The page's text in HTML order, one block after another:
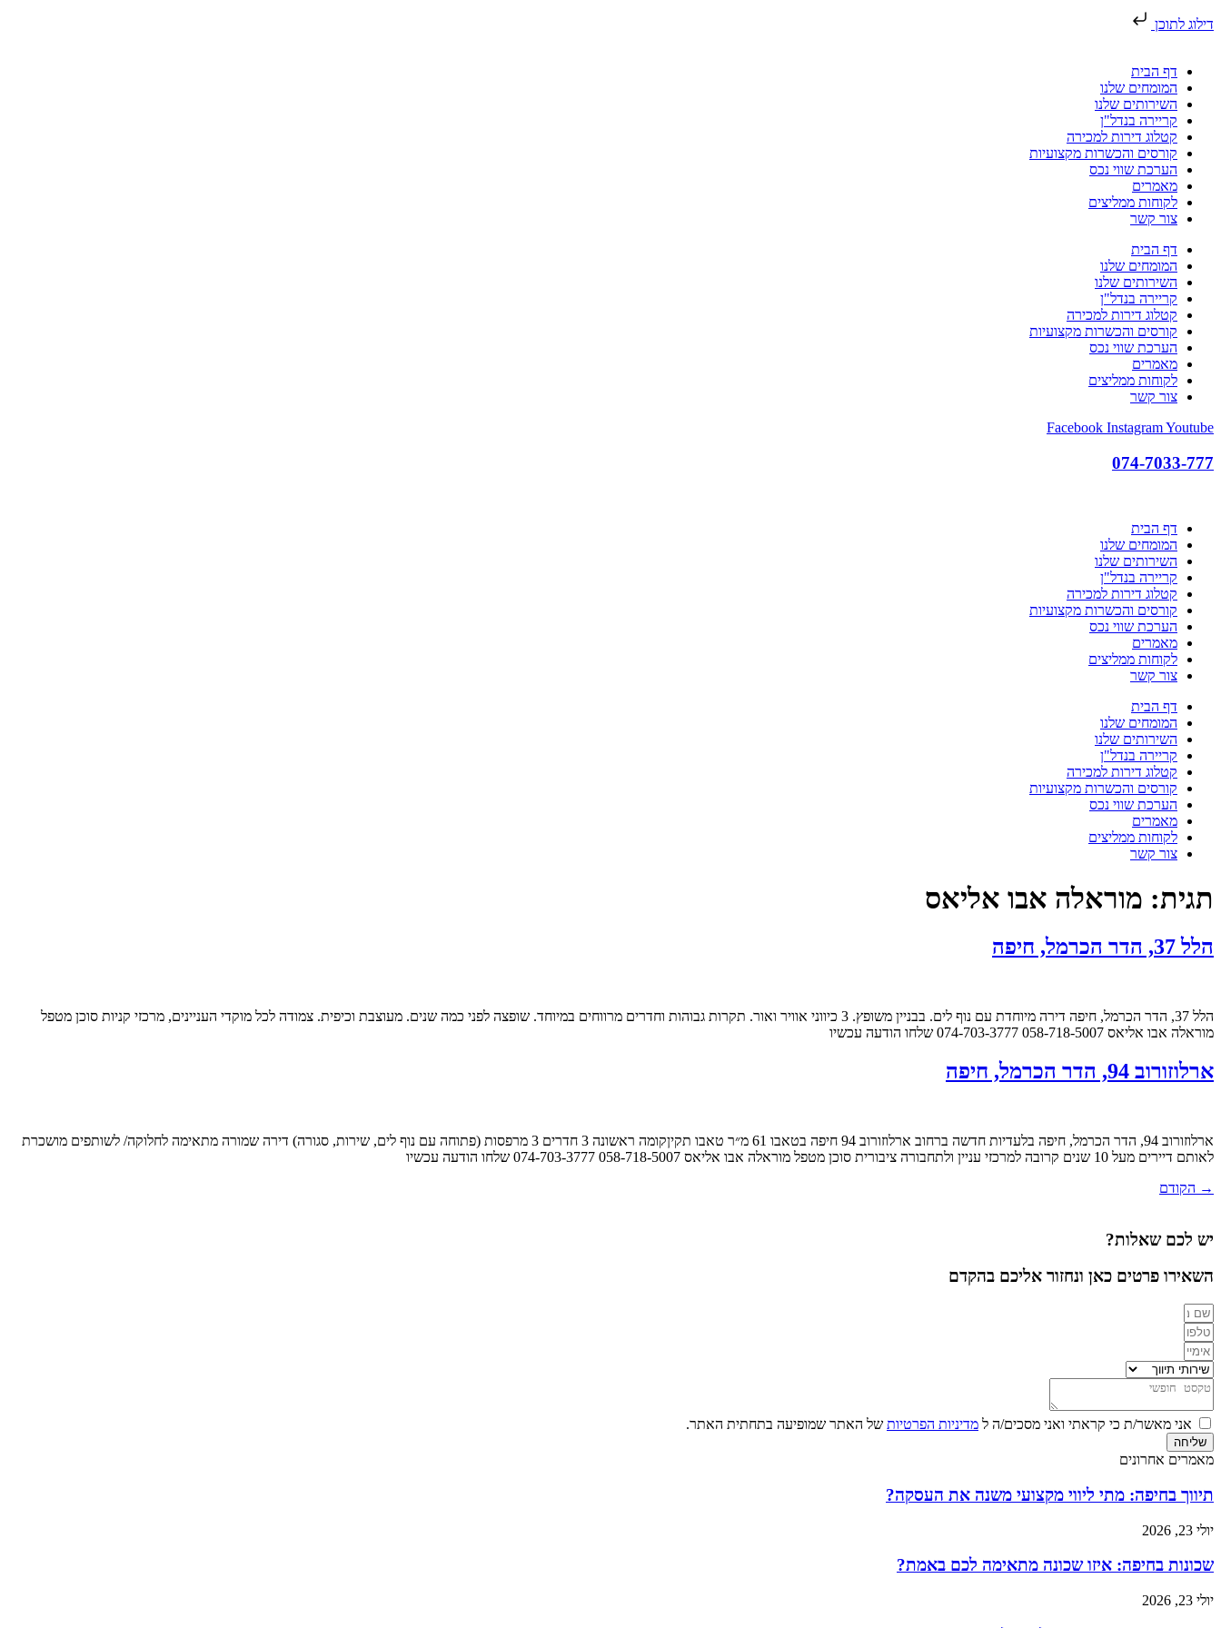
דילוג לתוכן
דף הבית
המומחים שלנו
השירותים שלנו
קריירה בנדל"ן
קטלוג דירות למכירה
קורסים והכשרות מקצועיות
הערכת שווי נכס
מאמרים
לקוחות ממליצים
צור קשר
דף הבית
המומחים שלנו
השירותים שלנו
קריירה בנדל"ן
קטלוג דירות למכירה
קורסים והכשרות מקצועיות
הערכת שווי נכס
מאמרים
לקוחות ממליצים
צור קשר
Facebook InstagramYoutube
074-7033-777
דף הבית
המומחים שלנו
השירותים שלנו
קריירה בנדל"ן
קטלוג דירות למכירה
קורסים והכשרות מקצועיות
הערכת שווי נכס
מאמרים
לקוחות ממליצים
צור קשר
דף הבית
המומחים שלנו
השירותים שלנו
קריירה בנדל"ן
קטלוג דירות למכירה
קורסים והכשרות מקצועיות
הערכת שווי נכס
מאמרים
לקוחות ממליצים
צור קשר
תגית: מוראלה אבו אליאס
הלל 37, הדר הכרמל, חיפה​
הלל 37, הדר הכרמל, חיפה דירה מיוחדת עם נוף לים. בבניין משופץ. 3 כיווני אוויר ואור. תקרות גבוהות וחדרים מרווחים במיוחד. שופצה לפני כמה שנים. מעוצבת וכיפית. צמודה לכל מוקדי העניינים, מרכזי קניות סוכן מטפל
מוראלה אבו אליאס 058-718-5007 074-703-3777 שלחו הודעה עכשיו
ארלוזורוב 94, הדר הכרמל, חיפה​
ארלוזורוב 94, הדר הכרמל, חיפה בלעדיות חדשה ברחוב ארלוזורוב 94 חיפה בטאבו 61 מ״ר ⁠טאבו תקין⁠קומה ראשונה ⁠3 חדרים ⁠3 מרפסות (פתוחה עם נוף לים, שירות, סגורה) ⁠דירה שמורה ⁠מתאימה לחלוקה/ לשותפים ⁠מושכרת
לאותם דיירים מעל 10 שנים ⁠קרובה למרכזי עניין ולתחבורה ציבורית סוכן מטפל מוראלה אבו אליאס 058-718-5007 074-703-3777 שלחו הודעה עכשיו
→ הקודם
יש לכם שאלות?
השאירו פרטים כאן ונחזור אליכם בהקדם
אני מאשר/ת כי קראתי ואני מסכים/ה ל מדיניות הפרטיות של האתר שמופיעה בתחתית האתר.
שליחה
מאמרים אחרונים
תיווך בחיפה: מתי ליווי מקצועי משנה את העסקה?
יולי 23, 2026
שכונות בחיפה: איזו שכונה מתאימה לכם באמת?
יולי 23, 2026